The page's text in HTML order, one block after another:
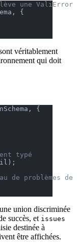
une ValiError
{
véritablement
qui doit
{
typé
de problèmes de
union discriminée
succès, et issues
destinée à
être affichées.